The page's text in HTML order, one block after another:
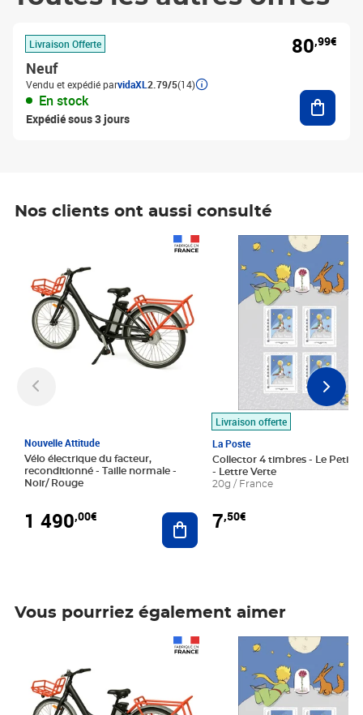
Livraison Offerte
Neuf
Vendu et expédié parvidaXL 2.79/5(14)
En stock
Expédié sous 3 jours
80,99€
Nos clients ont aussi consulté
Nouvelle Attitude
Vélo électrique du facteur,
reconditionné - Taille normale -
Noir/ Rouge
1 490,00€ Ajouter au panier
Livraison offerte
La Poste
Collector 4 timbres - Le Petit
- Lettre Verte
20g / France
7,50€
Prix 7,50€
Vous pourriez également aimer
Prix 7,50€